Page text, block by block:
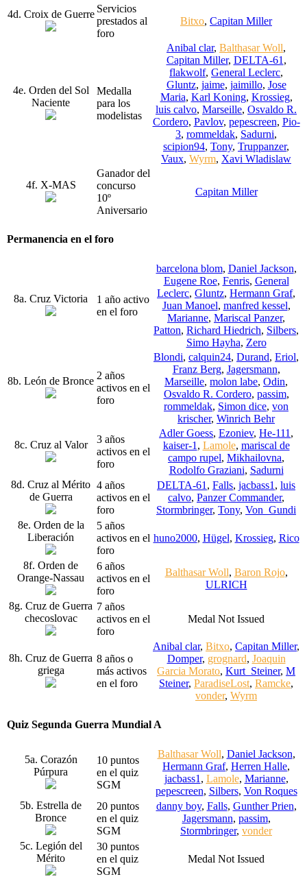
4d. Croix de Guerre Servicios
prestados al
foro
Bitxo, Capitan Miller
4e. Orden del Sol
Naciente
Medalla
para los
modelistas
Anibal clar, Balthasar Woll,
Capitan Miller, DELTA-61 ,
flakwolf, General Leclerc,
Gluntz, jaime, jaimillo, Jose
Maria, Karl Koning, Krossieg,
luis calvo, Marseille, Osvaldo R.
Cordero, Pavlov, pepescreen, Pio-
3, rommeldak, Sadurni,
scipion94, Tony, Truppanzer,
Vaux, Wyrm, Xavi Wladislaw
4f. X-MAS
Ganador del
concurso
10º
Aniversario
Capitan Miller
Permanencia en el foro
8a. Cruz Victoria
1 año activo
en el foro
barcelona blom, Daniel Jackson,
Eugene Roe, Fenris, General
Leclerc, Gluntz, Hermann Graf,
Juan Manoel, manfred kessel,
Marianne, Mariscal Panzer,
Patton, Richard Hiedrich, Silbers,
Simo Hayha, Zero
8b. León de Bronce 2 años
activos en el
foro
Blondi, calquin24, Durand, Eriol,
Franz Berg, Jagersmann,
Marseille, molon labe, Odin,
Osvaldo R. Cordero, passim,
rommeldak, Simon dice, von
krischer, Winrich Behr
8c. Cruz al Valor
3 años
activos en el
foro
Adler Goess, Ezoniev, He-111 ,
kaiser-1 , Lamole, mariscal de
campo rupel, Mikhailovna,
Rodolfo Graziani, Sadurni
8d. Cruz al Mérito
de Guerra
4 años
activos en el
foro
DELTA-61 , Falls, jacbass1 , luis
calvo, Panzer Commander,
Stormbringer, Tony, Von_Gundi
8e. Orden de la
Liberación
5 años
activos en el
foro
huno2000, Hügel, Krossieg, Rico
8f. Orden de
Orange-Nassau
6 años
activos en el
foro
Balthasar Woll, Baron Rojo,
ULRICH
8g. Cruz de Guerra
checoslovac
7 años
activos en el
foro
Medal Not Issued
8h. Cruz de Guerra
griega
8 años o
más activos
en el foro
Anibal clar, Bitxo, Capitan Miller,
Domper, grognard, Joaquin
Garcia Morato, Kurt_Steiner, M
Steiner, ParadiseLost, Ramcke,
vonder, Wyrm
Quiz Segunda Guerra Mundial A
5a. Corazón
Púrpura
10 puntos
en el quiz
SGM
Balthasar Woll, Daniel Jackson,
Hermann Graf, Herren Halle,
jacbass1 , Lamole, Marianne,
pepescreen, Silbers, Von Roques
5b. Estrella de
Bronce
20 puntos
en el quiz
SGM
danny boy, Falls, Gunther Prien,
Jagersmann, passim,
Stormbringer, vonder
5c. Legión del
Mérito
30 puntos
en el quiz
SGM
Medal Not Issued